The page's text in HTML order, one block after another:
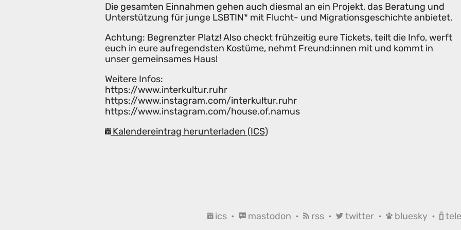
Die gesamten Einnahmen gehen auch diesmal an ein Projekt, das Beratung und
Unterstützung für junge LSBTIN* mit Flucht- und Migrationsgeschichte anbietet.
Achtung: Begrenzter Platz! Also checkt frühzeitig eure Tickets, teilt die Info, werft
euch in eure aufregendsten Kostüme, nehmt Freund:innen mit und kommt in
unser gemeinsames Haus!
Weitere Infos:
https://www.interkultur.ruhr
https://www.instagram.com/interkultur.ruhr
https://www.instagram.com/house.of.namus
Kalendereintrag herunterladen (ICS)
ics • mastodon • rss • twitter • bluesky •